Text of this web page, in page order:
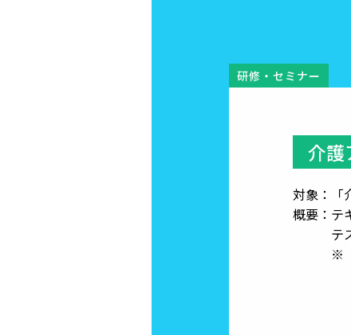
研修・セミナー
介護
対象：「
概要：テ
テスト
※ 介護
スキ
介護の